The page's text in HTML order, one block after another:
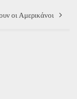
οι Αμερικάνοι